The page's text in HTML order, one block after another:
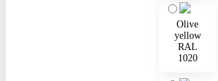
Olive
yellow
RAL
1020